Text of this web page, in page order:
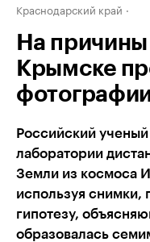
Краснодарский край
На причины
Крымске
Российский
лаборатории
Земли из космоса
используя
гипотезу,
образовалась